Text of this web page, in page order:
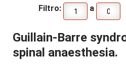
Filtro: a
Guillain-Barre
spinal anaesthesia.